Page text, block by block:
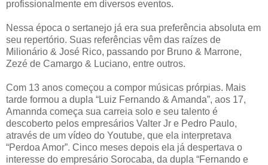
profissionalmente em diversos eventos.
Nessa época o sertanejo já era sua preferência absoluta em
seu repertório. Suas referências vêm das raízes de
Milionário & José Rico, passando por Bruno & Marrone,
Zezé de Camargo & Luciano, entre outros.
Com 13 anos começou a compor músicas prórpias. Mais
tarde formou a dupla “Luiz Fernando & Amanda”, aos 17,
Amannda começa sua carreia solo e seu talento é
descoberto pelos empresários Valter Jr e Pedro Paulo,
através de um vídeo do Youtube, que ela interpretava
“Perdoa Amor”. Cinco meses depois ela já despertava o
interesse do empresário Sorocaba, da dupla “Fernando e